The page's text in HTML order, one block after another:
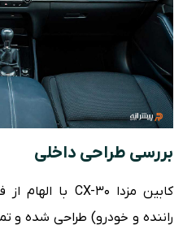
بررسی طراحی داخلی
راننده و خودرو) طراحی شده و